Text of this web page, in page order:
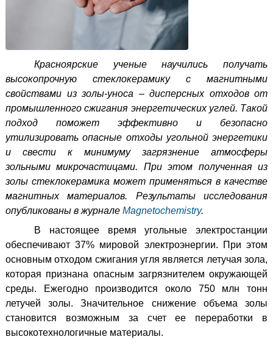
Красноярские ученые научились получать
высокопрочную стеклокерамику с магнитными
свойствами из золы-уноса – дисперсных отходов от
промышленного сжигания энергетических углей. Такой
подход поможет эффективно и безопасно
утилизироватьопасные отходы угольной энергетики
и свести к минимуму загрязнение атмосферы
зольными микрочастицами. При этом полученная из
золы стеклокерамика может применяться в качестве
магнитных материалов. Результаты исследования
опубликованы в журнале Magnetochemistry.
В настоящее время угольные электростанции
обеспечивают 37% мировой электроэнергии. При этом
основным отходом сжигания угля является летучая зола,
которая признана опасным загрязнителем окружающей
среды. Ежегодно производится около 750 млн тонн
летучей золы. Значительное снижение объема золы
становится возможным за счет ее переработки в
высокотехнологичные материалы.